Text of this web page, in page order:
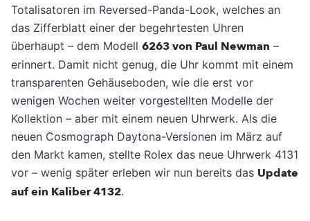
Totalisatoren im Reversed-Panda-Look, welches an
das Zifferblatt einer der begehrtesten Uhren
überhaupt – dem Modell 6263 von Paul Newman –
erinnert. Damit nicht genug, die Uhr kommt mit einem
transparenten Gehäuseboden, wie die erst vor
wenigen Wochen weiter vorgestellten Modelle der
Kollektion – aber mit einem neuen Uhrwerk. Als die
neuen Cosmograph Daytona-Versionen im März auf
den Markt kamen, stellte Rolex das neue Uhrwerk 4131
vor – wenig später erleben wir nun bereits das Update
auf ein Kaliber 4132.